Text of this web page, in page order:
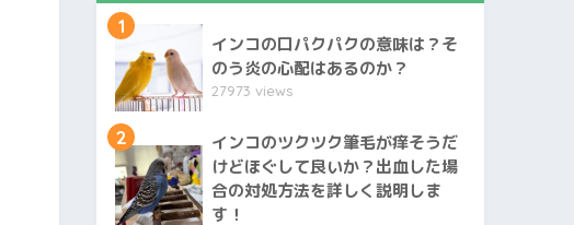
1
インコの口パクパクの意味は？そ
のう炎の心配はあるのか？
27973 views
2
インコのツクツク筆毛が痒そうだ
けどほぐして良いか？出血した場
合の対処方法を詳しく説明しま
す！